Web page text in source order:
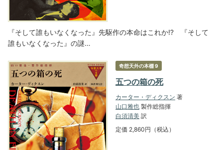
『そして誰もいなくなった』先駆作の本命はこれか⁉ 『そして
誰もいなくなった』の謎…
奇想天外の本棚 9
五つの箱の死
カーター・ディクスン 著
山口雅也 製作総指揮
白須清美 訳
定価 2,860円（税込）